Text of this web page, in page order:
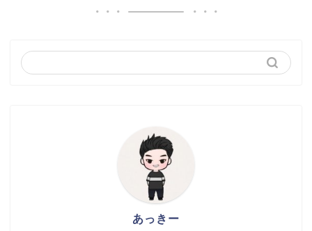
あっきー